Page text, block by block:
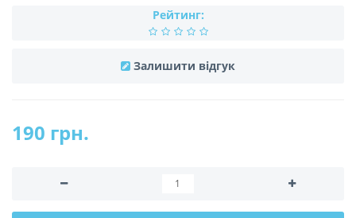
Рейтинг:
Залишити відгук
190 грн.